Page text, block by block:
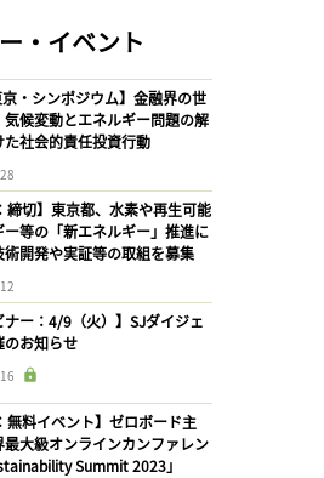
・イベント
京・シンポジウム】金融界の世
気候変動とエネルギー問題の解
た社会的責任投資行動
締切】東京都、水素や再生可能
ー等の「新エネルギー」推進に
術開発や実証等の取組を募集
ナー：4/9（火）】SJダイジェ
のお知らせ
無料イベント】ゼロボード主
最大級オンラインカンファレン
Summit 2023」